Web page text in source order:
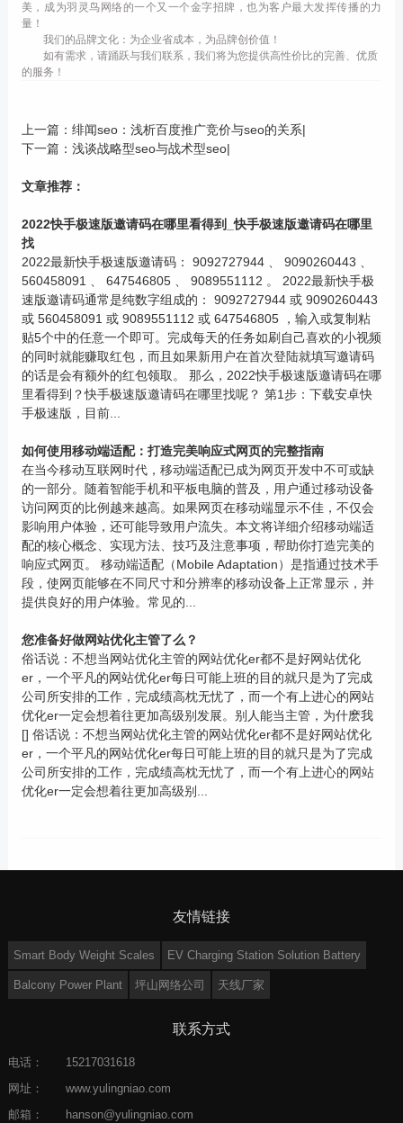
美，成为羽灵鸟网络的一个又一个金字招牌，也为客户最大发挥传播的力
量！
我们的品牌文化：为企业省成本，为品牌创价值！
如有需求，请踊跃与我们联系，我们将为您提供高性价比的完善、优质
的服务！
上一篇： 绯闻seo：浅析百度推广竞价与seo的关系|
下一篇： 浅谈战略型seo与战术型seo|
文章推荐：
2022快手极速版邀请码在哪里看得到_快手极速版邀请码在哪里
找
2022最新快手极速版邀请码： 9092727944 、 9090260443 、
560458091 、 647546805 、 9089551112 。 2022最新快手极
速版邀请码通常是纯数字组成的： 9092727944 或 9090260443
或 560458091 或 9089551112 或 647546805 ，输入或复制粘
贴5个中的任意一个即可。完成每天的任务如刷自己喜欢的小视频
的同时就能赚取红包，而且如果新用户在首次登陆就填写邀请码
的话是会有额外的红包领取。 那么，2022快手极速版邀请码在哪
里看得到？快手极速版邀请码在哪里找呢？ 第1步：下载安卓快
手极速版，目前...
如何使用移动端适配：打造完美响应式网页的完整指南
在当今移动互联网时代，移动端适配已成为网页开发中不可或缺
的一部分。随着智能手机和平板电脑的普及，用户通过移动设备
访问网页的比例越来越高。如果网页在移动端显示不佳，不仅会
影响用户体验，还可能导致用户流失。本文将详细介绍移动端适
配的核心概念、实现方法、技巧及注意事项，帮助你打造完美的
响应式网页。 移动端适配（Mobile Adaptation）是指通过技术手
段，使网页能够在不同尺寸和分辨率的移动设备上正常显示，并
提供良好的用户体验。常见的...
您准备好做网站优化主管了么？
俗话说：不想当网站优化主管的网站优化er都不是好网站优化
er，一个平凡的网站优化er每日可能上班的目的就只是为了完成
公司所安排的工作，完成绩高枕无忧了，而一个有上进心的网站
优化er一定会想着往更加高级别发展。别人能当主管，为什麽我
[] 俗话说：不想当网站优化主管的网站优化er都不是好网站优化
er，一个平凡的网站优化er每日可能上班的目的就只是为了完成
公司所安排的工作，完成绩高枕无忧了，而一个有上进心的网站
优化er一定会想着往更加高级别...
友情链接
Smart Body Weight Scales EV Charging Station Solution Battery
Balcony Power Plant 坪山网络公司 天线厂家
联系方式
电话：
15217031618
网址：
www.yulingniao.com
邮箱：
hanson@yulingniao.com